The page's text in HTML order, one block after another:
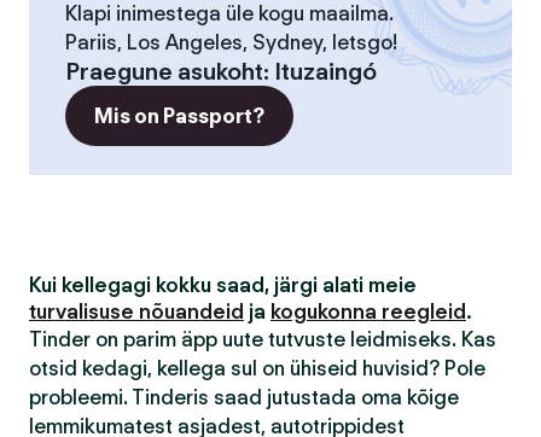
Klapi inimestega üle kogu maailma.
Pariis, Los Angeles, Sydney, letsgo!
Praegune asukoht: Ituzaingó
Mis on Passport?
Kui kellegagi kokku saad, järgi alati meie
turvalisuse nõuandeid ja kogukonna reegleid .
Tinder on parim äpp uute tutvuste leidmiseks. Kas
otsid kedagi, kellega sul on ühiseid huvisid? Pole
probleemi. Tinderis saad jutustada oma kõige
lemmikumatest asjadest, autotrippidest